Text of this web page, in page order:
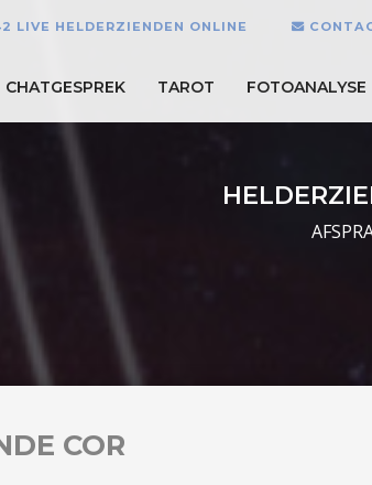
LIVE HELDERZIENDEN ONLINE
CHATGESPREK TAROT FOTOANALYSE
COR